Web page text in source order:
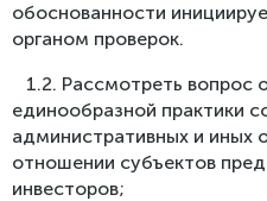
обоснованности
органом проверок.
1.2. Рассмотреть вопрос
единообразной практики
административных и иных
отношении субъектов
инвесторов;